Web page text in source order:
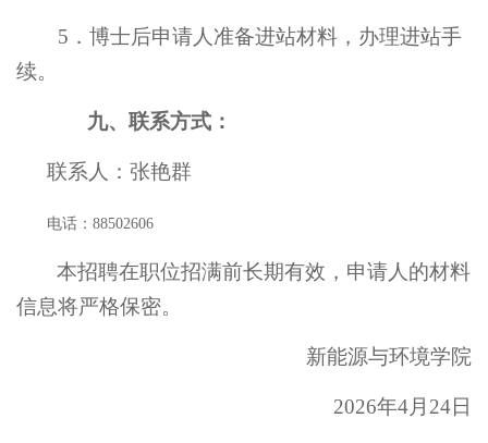
5 ．博士后申请人准备进站材料，办理进站手
续。
九、联系方式：
联系人：张艳群
电话： 88502606
本招聘在职位招满前长期有效，申请人的材料
信息将严格保密。
新能源与环境学院
2026年4月 24日